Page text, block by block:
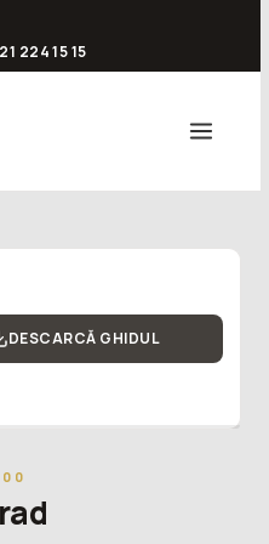
224 15 15
DESCARCĂ GHIDUL